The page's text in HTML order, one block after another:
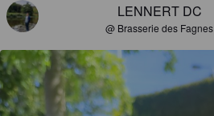
LENNERT DC
@ Brasserie des Fagnes